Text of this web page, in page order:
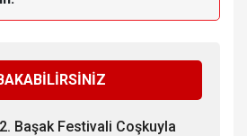
Başak Festivali Coşkuyla